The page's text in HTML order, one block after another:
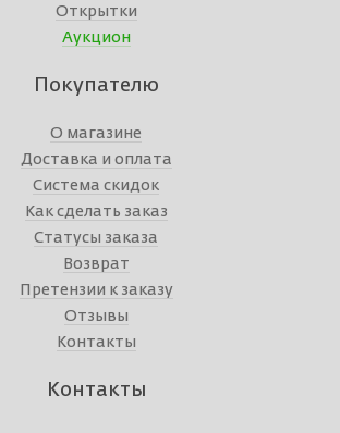
Открытки
Аукцион
Покупателю
О магазине
Доставка и оплата
Система скидок
Как сделать заказ
Статусы заказа
Возврат
Претензии к заказу
Отзывы
Контакты
Контакты